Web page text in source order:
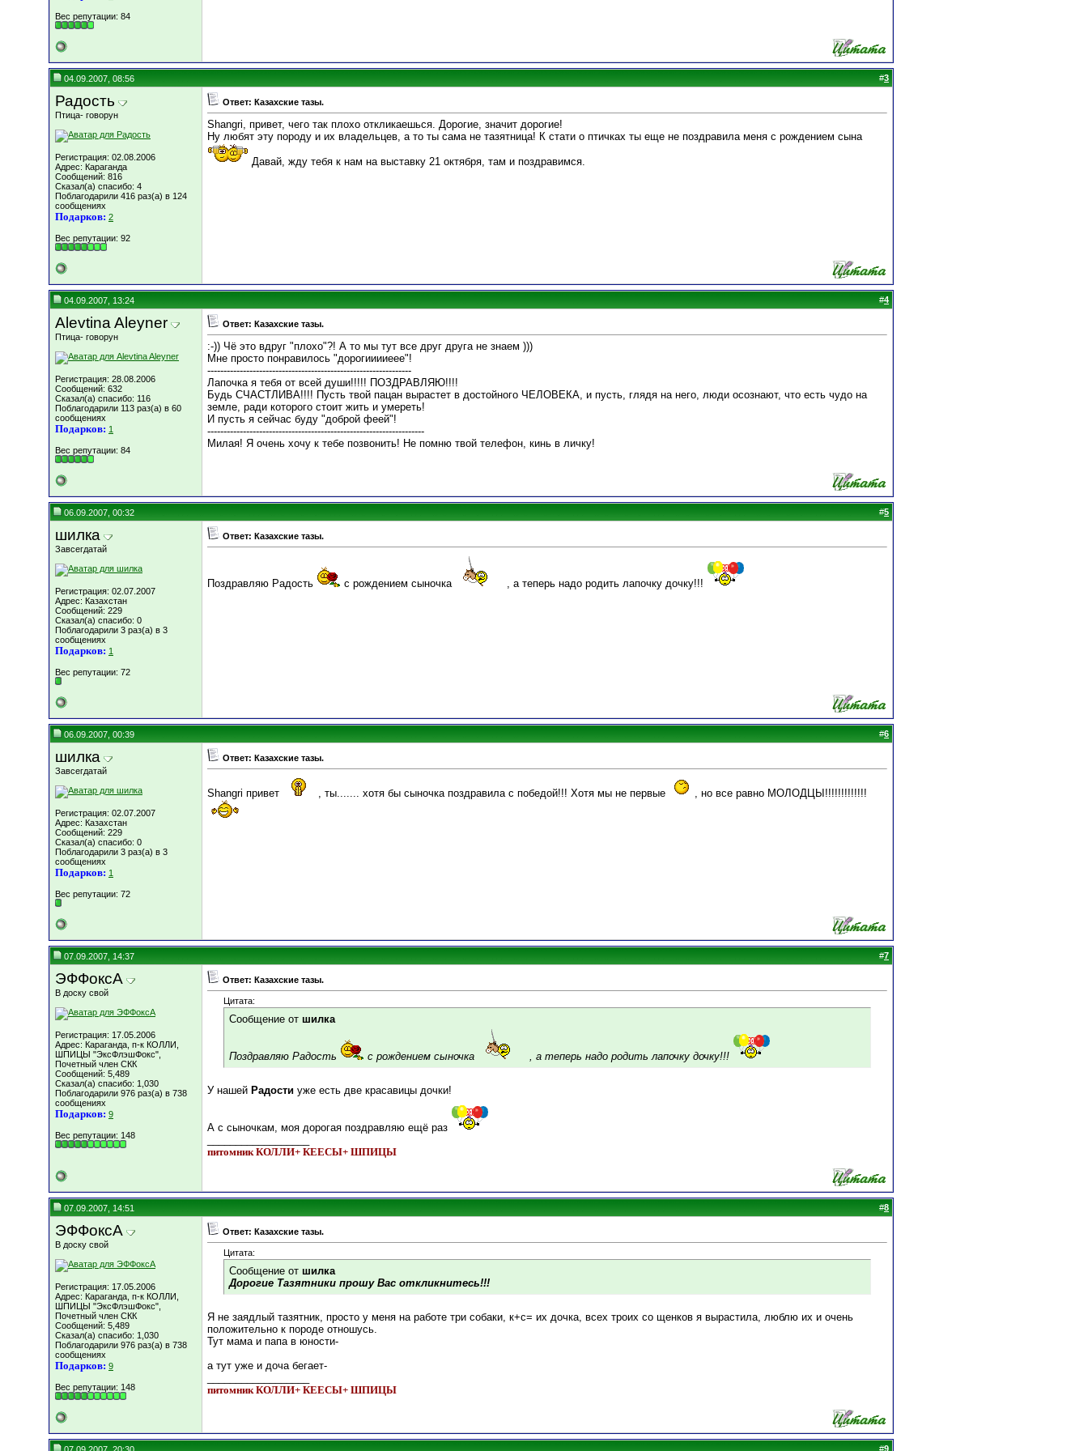
Вес репутации: 84
04.09.2007, 08:56 #3
Радость
Птица- говорун
Регистрация: 02.08.2006
Адрес: Караганда
Сообщений: 816
Сказал(а) спасибо: 4
Поблагодарили 416 раз(а) в 124
сообщениях
Подарков: 2
Вес репутации: 92
Ответ: Казахские тазы.
Shangri, привет, чего так плохо откликаешься. Дорогие, значит дорогие!
Ну любят эту породу и их владельцев, а то ты сама не тазятница! К стати о птичках ты еще не поздравила меня с рождением сына
Давай, жду тебя к нам на выставку 21 октября, там и поздравимся.
04.09.2007, 13:24 #4
Alevtina Aleyner
Птица- говорун
Регистрация: 28.08.2006
Сообщений: 632
Сказал(а) спасибо: 116
Поблагодарили 113 раз(а) в 60
сообщениях
Подарков: 1
Вес репутации: 84
Ответ: Казахские тазы.
:-)) Чё это вдруг "плохо"?! А то мы тут все друг друга не знаем )))
Мне просто понравилось "дорогииииеее"!
---------------------------------------------------------------
Лапочка я тебя от всей души!!!!! ПОЗДРАВЛЯЮ!!!!
Будь СЧАСТЛИВА!!!! Пусть твой пацан вырастет в достойного ЧЕЛОВЕКА, и пусть, глядя на него, люди осознают, что есть чудо на
земле, ради которого стоит жить и умереть!
И пусть я сейчас буду "доброй феей"!
-------------------------------------------------------------------
Милая! Я очень хочу к тебе позвонить! Не помню твой телефон, кинь в личку!
06.09.2007, 00:32 #5
шилка
Завсегдатай
Регистрация: 02.07.2007
Адрес: Казахстан
Сообщений: 229
Сказал(а) спасибо: 0
Поблагодарили 3 раз(а) в 3
сообщениях
Подарков: 1
Вес репутации: 72
Ответ: Казахские тазы.
Поздравляю Радость с рождением сыночка , а теперь надо родить лапочку дочку!!!
06.09.2007, 00:39 #6
шилка
Завсегдатай
Регистрация: 02.07.2007
Адрес: Казахстан
Сообщений: 229
Сказал(а) спасибо: 0
Поблагодарили 3 раз(а) в 3
сообщениях
Подарков: 1
Вес репутации: 72
Ответ: Казахские тазы.
Shangri привет , ты....... хотя бы сыночка поздравила с победой!!! Хотя мы не первые , но все равно МОЛОДЦЫ!!!!!!!!!!!!!
07.09.2007, 14:37 #7
ЭФФоксА
В доску свой
Регистрация: 17.05.2006
Адрес: Караганда, п-к КОЛЛИ,
ШПИЦЫ "ЭксФлэшФокс",
Почетный член СКК
Сообщений: 5,489
Сказал(а) спасибо: 1,030
Поблагодарили 976 раз(а) в 738
сообщениях
Подарков: 9
Вес репутации: 148
Ответ: Казахские тазы.
Цитата:
Сообщение от шилка
Поздравляю Радость с рождением сыночка , а теперь надо родить лапочку дочку!!!
У нашей Радости уже есть две красавицы дочки!
А с сыночкам, моя дорогая поздравляю ещё раз
питомник КОЛЛИ+ КЕЕСЫ+ ШПИЦЫ
07.09.2007, 14:51 #8
ЭФФоксА
В доску свой
Регистрация: 17.05.2006
Адрес: Караганда, п-к КОЛЛИ,
ШПИЦЫ "ЭксФлэшФокс",
Почетный член СКК
Сообщений: 5,489
Сказал(а) спасибо: 1,030
Поблагодарили 976 раз(а) в 738
сообщениях
Подарков: 9
Вес репутации: 148
Ответ: Казахские тазы.
Цитата:
Сообщение от шилка
Дорогие Тазятники прошу Вас откликнитесь!!!
Я не заядлый тазятник, просто у меня на работе три собаки, к+с= их дочка, всех троих со щенков я вырастила, люблю их и очень
положительно к породе отношусь.
Тут мама и папа в юности-
а тут уже и доча бегает-
питомник КОЛЛИ+ КЕЕСЫ+ ШПИЦЫ
#9